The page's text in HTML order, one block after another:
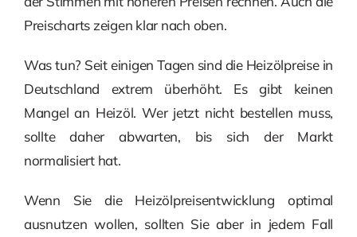
Preischarts zeigen klar nach oben.
Was tun? Seit einigen Tagen sind die Heizölpreise in
Deutschland extrem überhöht. Es gibt keinen
Mangel an Heizöl. Wer jetzt nicht bestellen muss,
sollte daher abwarten, bis sich der Markt
normalisiert hat.
Wenn Sie die Heizölpreisentwicklung optimal
ausnutzen wollen, sollten Sie aber in jedem Fall